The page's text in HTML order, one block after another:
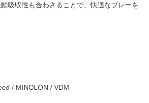
吸収性も合わさることで、快適なプレーを
/ MINOLON / VDM